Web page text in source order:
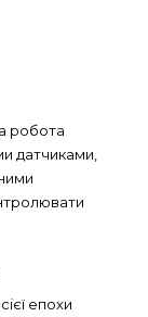
робота
датчиками,
епохи